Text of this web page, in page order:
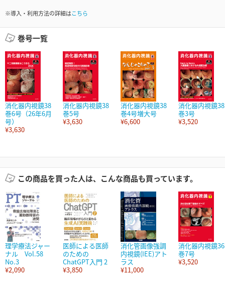
※導入・利用方法の詳細はこちら
巻号一覧
消化器内視鏡38
巻6号（26年6月
号）
¥3,630
消化器内視鏡38
巻5号
¥3,630
消化器内視鏡38
巻4号増大号
¥6,600
消化器内視鏡38
巻3号
¥3,520
この商品を買った人は、こんな商品も買っています。
理学療法ジャー
ナル Vol.58
No.3
¥2,090
医師による医師
のための
ChatGPT入門 2
¥3,850
消化管画像強調
内視鏡(IEE)アト
ラス
¥11,000
消化器内視鏡36
巻7号
¥3,520